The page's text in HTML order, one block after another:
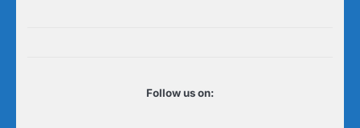
Follow us on: